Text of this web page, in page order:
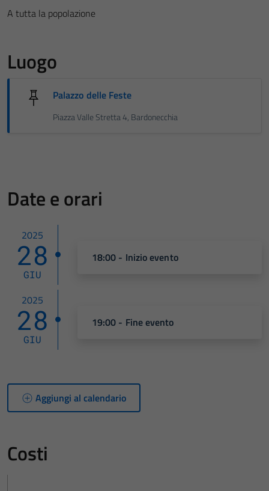
A tutta la popolazione
Luogo
Palazzo delle Feste
Piazza Valle Stretta 4, Bardonecchia
Date e orari
2025
28
GIU
18:00 - Inizio evento
2025
28
GIU
19:00 - Fine evento
Aggiungi al calendario
Costi